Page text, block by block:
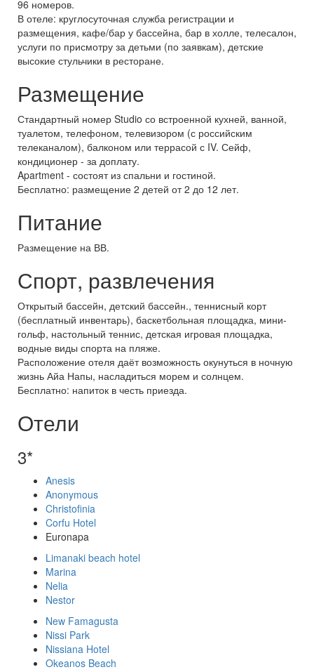
96 номеров.
В отеле: круглосуточная служба регистрации и
размещения, кафе/бар у бассейна, бар в холле, телесалон,
услуги по присмотру за детьми (по заявкам), детские
высокие стульчики в ресторане.
Размещение
Стандартный номер Studio со встроенной кухней, ванной,
туалетом, телефоном, телевизором (с российским
телеканалом), балконом или террасой с IV. Сейф,
кондиционер - за доплату.
Apartment - состоят из спальни и гостиной.
Бесплатно: размещение 2 детей от 2 до 12 лет.
Питание
Размещение на ВВ.
Спорт, развлечения
Открытый бассейн, детский бассейн., теннисный корт
(бесплатный инвентарь), баскетбольная площадка, мини-
гольф, настольный теннис, детская игровая площадка,
водные виды спорта на пляже.
Расположение отеля даёт возможность окунуться в ночную
жизнь Айа Напы, насладиться морем и солнцем.
Бесплатно: напиток в честь приезда.
Отели
3*
Anesis
Anonymous
Christofinia
Corfu Hotel
Euronapa
Limanaki beach hotel
Marina
Nelia
Nestor
New Famagusta
Nissi Park
Nissiana Hotel
Okeanos Beach